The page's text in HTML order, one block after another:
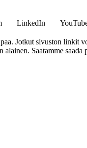
LinkedIn
Jotkut sivuston linkit
Saatamme